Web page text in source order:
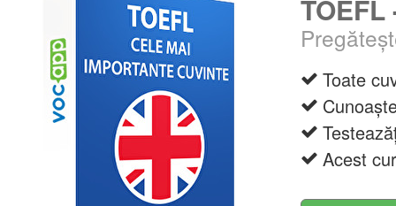
Toate
Acest